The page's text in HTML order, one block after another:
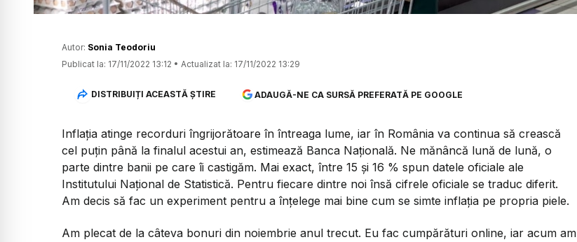
Autor: Sonia Teodoriu
Publicat la: 17/11/2022 13:12 • Actualizat la: 17/11/2022 13:29
DISTRIBUIȚI ACEASTĂ ȘTIRE ADAUGĂ-NE CA SURSĂ PREFERATĂ PE GOOGLE
Inflația atinge recorduri îngrijorătoare în întreaga lume, iar în România va continua să crească
cel puțin până la finalul acestui an, estimează Banca Națională. Ne mănâncă lună de lună, o
parte dintre banii pe care îi castigăm. Mai exact, între 15 și 16 % spun datele oficiale ale
Institutului Național de Statistică. Pentru fiecare dintre noi însă cifrele oficiale se traduc diferit.
Am decis să fac un experiment pentru a înțelege mai bine cum se simte inflația pe propria piele.
Am plecat de la câteva bonuri din noiembrie anul trecut. Eu fac cumpărături online, iar acum am